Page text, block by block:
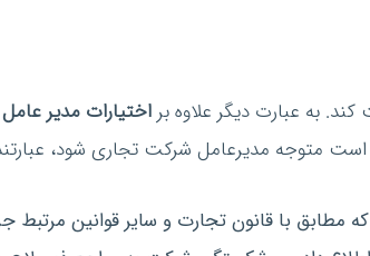
به عبارت دیگر علاوه بر اختیارات مدیرعامل
متوجه مدیرعامل شرکت تجاری شود،
مطابق با قانون تجارت و سایر قوانین